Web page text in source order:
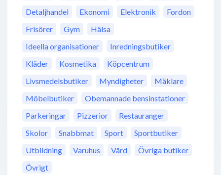
Detaljhandel
Ekonomi Elektronik
Fordon
Frisörer
Gym
Hälsa
Ideella organisationer
Inredningsbutiker
Kläder
Kosmetika
Köpcentrum
Livsmedelsbutiker
Myndigheter
Mäklare
Möbelbutiker
Obemannade bensinstationer
Parkeringar
Pizzerior
Restauranger
Skolor
Snabbmat Sport
Sportbutiker
Utbildning
Varuhus Vård
Övriga butiker
Övrigt